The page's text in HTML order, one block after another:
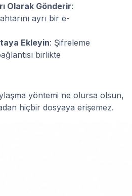
Olarak Gönderir:
ayrı bir e-
Ekleyin: Şifreleme
birlikte
yöntemi ne olursa olsun,
hiçbir dosyaya erişemez.